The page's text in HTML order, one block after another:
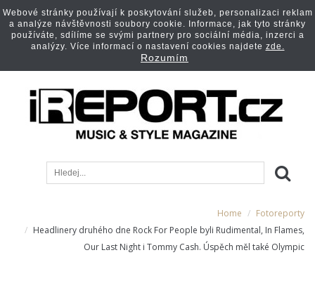
Home
Fotoreporty
Headlinery druhého dne Rock For People byli Rudimental, In Flames,
Our Last Night i Tommy Cash. Úspěch měl také Olympic
Webové stránky používají k poskytování služeb, personalizaci reklam
a analýze návštěvnosti soubory cookie. Informace, jak tyto stránky
používáte, sdílíme se svými partnery pro sociální média, inzerci a
analýzy. Více informací o nastavení cookies najdete zde.
Rozumím